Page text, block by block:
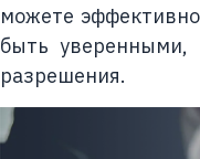
можете
быть уверенными,
разрешения.